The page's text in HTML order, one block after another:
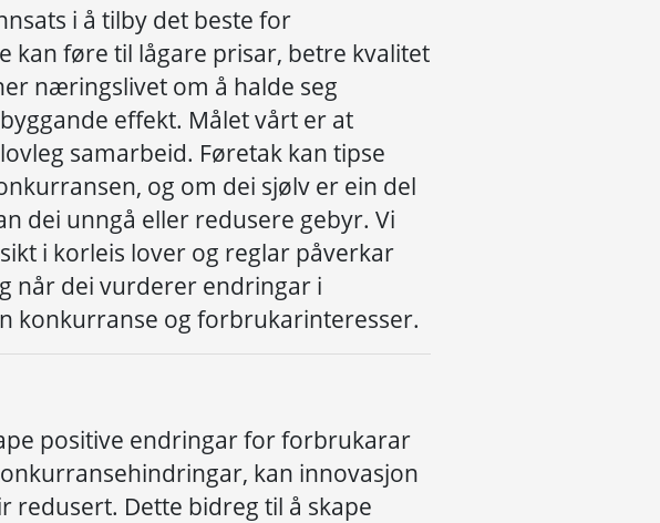
i å tilby det beste for
kan føre til lågare prisar, betre kvalitet
er næringslivet om å halde seg
effekt. Målet vårt er at
samarbeid. Føretak kan tipse
og om dei sjølv er ein del
dei unngå eller redusere gebyr. Vi
i korleis lover og reglar påverkar
når dei vurderer endringar i
konkurranse og forbrukarinteresser.
positive endringarfor forbrukarar
, kan innovasjon
redusert. Dette bidreg til å skape